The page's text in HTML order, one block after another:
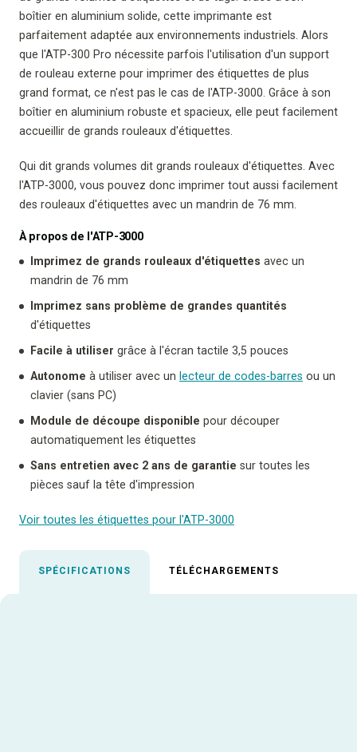
boîtier en aluminium solide, cette imprimante est
parfaitement adaptée aux environnements industriels. Alors
que l'ATP-300 Pro nécessite parfois l'utilisation d'un support
de rouleau externe pour imprimer des étiquettes de plus
grand format, ce n'est pas le cas de l'ATP-3000. Grâce à son
boîtier en aluminium robuste et spacieux, elle peut facilement
accueillir de grands rouleaux d'étiquettes.
Qui dit grands volumes dit grands rouleaux d'étiquettes. Avec
l'ATP-3000, vous pouvez donc imprimer tout aussi facilement
des rouleaux d'étiquettes avec un mandrin de 76 mm.
À propos de l'ATP-3000
Imprimez de grands rouleaux d'étiquettes avec un
mandrin de 76 mm
Imprimez sans problème de grandes quantités
d'étiquettes
Facile à utiliser grâce à l'écran tactile 3,5 pouces
Autonome à utiliser avec un lecteur de codes-barres ou un
clavier (sans PC)
Module de découpe disponible pour découper
automatiquement les étiquettes
Sans entretien avec 2 ans de garantie sur toutes les
pièces sauf la tête d'impression
Voir toutes les étiquettes pour l'ATP-3000
SPÉCIFICATIONS TÉLÉCHARGEMENTS